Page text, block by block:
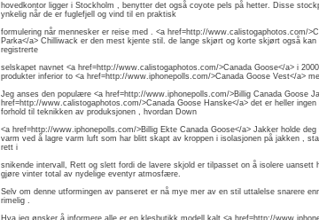
hovedkontor ligger i Stockholm , benytter det også coyote pels på hetter. Disse
ynkelig når de er fuglefjell og vind til en praktisk
formulering når mennesker er reise med . <a href=http://www.calistogaphotos.com/
Parka</a> Chilliwack er den mest kjente stil. de lange skjørt og korte skjørt også
registrerte
selskapet navnet <a href=http://www.calistogaphotos.com/>Canada Goose</a> i
produkter inferior to <a href=http://www.iphonepolls.com/>Canada Goose Vest</a>
Jeg anses den populære <a href=http://www.iphonepolls.com/>Billig Canada Goose
href=http://www.calistogaphotos.com/>Canada Goose Hanske</a> det er heller
forhold til teknikken av produksjonen , hvordan Down
<a href=http://www.iphonepolls.com/>Billig Ekte Canada Goose</a> Jakker holde
varm ved å lagre varm luft som har blitt skapt av kroppen i isolasjonen på jakken ,
rett i
snikende intervall, Rett og slett fordi de lavere skjold er tilpasset on å isolere uansett
gjøre vinter total av nydelige eventyr atmosfære.
Selv om denne utformingen av panseret er nå mye mer av en stil uttalelse snarere
rimelig .
Hva jeg ønsker å informere alle er en klesbutikk modell kalt <a href=http://